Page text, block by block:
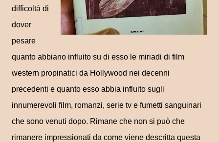
difficoltà di
dover
pesare
quanto abbiano influito su di esso le miriadi di film
western propinatici da Hollywood nei decenni
precedenti e quanto esso abbia influito sugli
innumerevoli film, romanzi, serie tv e fumetti sanguinari
che sono venuti dopo. Rimane che non si può che
rimanere impressionati da come viene descritta questa